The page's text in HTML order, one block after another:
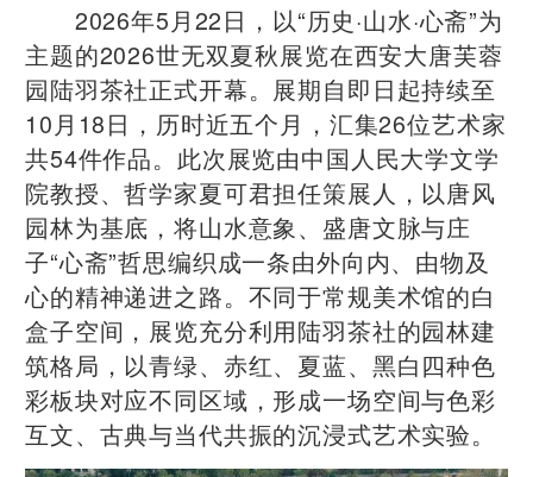
2026年5月22日，以“历史·山水·心斋”为
主题的2026世无双夏秋展览在西安大唐芙蓉
园陆羽茶社正式开幕。展期自即日起持续至
10月18日，历时近五个月，汇集26位艺术家
共54件作品。此次展览由中国人民大学文学
院教授、哲学家夏可君担任策展人，以唐风
园林为基底，将山水意象、盛唐文脉与庄
子“心斋”哲思编织成一条由外向内、由物及
心的精神递进之路。不同于常规美术馆的白
盒子空间，展览充分利用陆羽茶社的园林建
筑格局，以青绿、赤红、夏蓝、黑白四种色
彩板块对应不同区域，形成一场空间与色彩
互文、古典与当代共振的沉浸式艺术实验。